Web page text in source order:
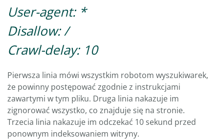
User-agent: *
Disallow: /
Crawl-delay: 10
Pierwsza linia mówi wszystkim robotom wyszukiwarek,
że powinny postępować zgodnie z instrukcjami
zawartymi w tym pliku. Druga linia nakazuje im
zignorować wszystko, co znajduje się na stronie.
Trzecia linia nakazuje im odczekać 10 sekund przed
ponownym indeksowaniem witryny.